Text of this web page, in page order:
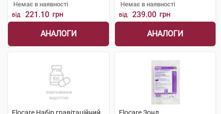
Немає в наявності
від 221.10 грн
АНАЛОГИ
Немає в наявності
від 239.00 грн
АНАЛОГИ